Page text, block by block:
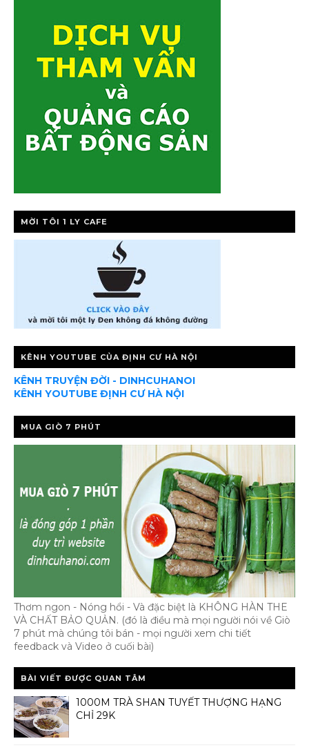
MỜI TÔI 1 LY CAFE
KÊNH YOUTUBE CỦA ĐỊNH CƯ HÀ NỘI
KÊNH TRUYỆN ĐỜI - DINHCUHANOI
KÊNH YOUTUBE ĐỊNH CƯ HÀ NỘI
MUA GIÒ 7 PHÚT
Thơm ngon - Nóng hổi - Và đặc biệt là KHÔNG HÀN THE
VÀ CHẤT BẢO QUẢN. (đó là điều mà mọi người nói về Giò
7 phút mà chúng tôi bán - mọi người xem chi tiết
feedback và Video ở cuối bài)
BÀI VIẾT ĐƯỢC QUAN TÂM
1000M TRÀ SHAN TUYẾT THƯỢNG HẠNG
CHỈ 29K